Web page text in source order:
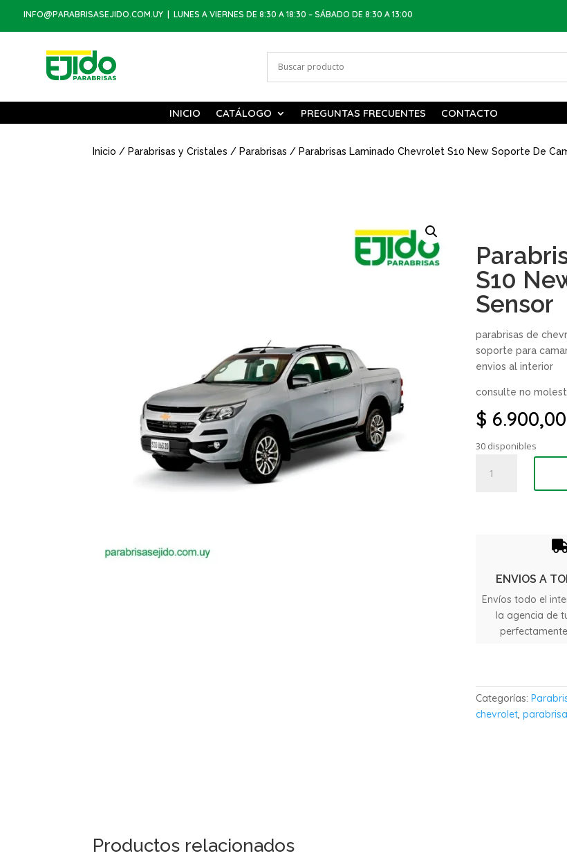
INFO@PARABRISASEJIDO.COM.UY| LUNES A VIERNES DE 8:30 A 18:30 – SÁBADO DE 8:30 A 13:00
INICIO CATÁLOGO PREGUNTAS FRECUENTES CONTACTO
Inicio / Parabrisas y Cristales / Parabrisas / Parabrisas Laminado Chevrolet S10 New Soporte De
S10
Sensor
parabrisas de
soporte para
envios al interior
consulte no
$ 6.900,00
30 disponibles
Laminado
Camara
Sensor
cantidad
ENVIOS A
Envíos todo el
la agencia de
Categorías:
chevrolet,
Productos relacionados